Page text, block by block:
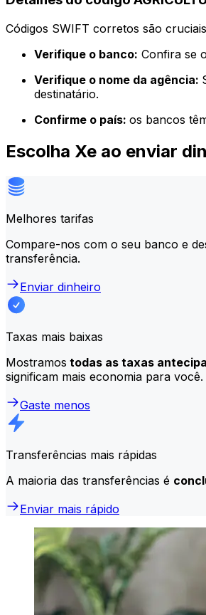
Códigos SWIFT corretos são
Verifique o banco: Confira se
Verifique o nome da agência:
destinatário.
Confirme o país: os bancos
Escolha Xe ao enviar
Melhores tarifas
Compare-nos com o seu banco e
transferência.
Enviar dinheiro
Taxas mais baixas
Mostramos todas as taxas
significam mais economia para você.
Gaste menos
Transferências mais rápidas
A maioria das transferências é
Enviar mais rápido